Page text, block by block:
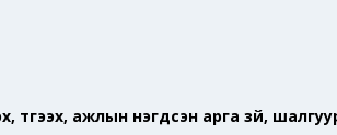
ажлын нэгдсэн арга зүй, шалгуур